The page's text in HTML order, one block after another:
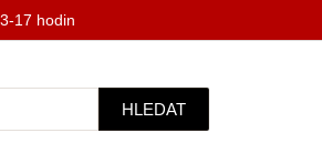
17 hodin
HLEDAT